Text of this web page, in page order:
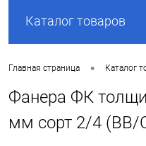
Каталог товаров
Главная страница • Каталог
Фанера ФК
мм сорт 2/4 (ВВ/